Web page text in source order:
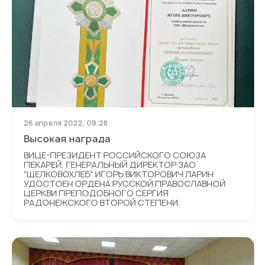
Высокая награда
26 апреля 2022, 09:28
ВИЦЕ-ПРЕЗИДЕНТ РОССИЙСКОГО СОЮЗА
ПЕКАРЕЙ, ГЕНЕРАЛЬНЫЙ ДИРЕКТОР ЗАО
"ЩЕЛКОВОХЛЕБ" ИГОРЬ ВИКТОРОВИЧ ЛАРИН
УДОСТОЕН ОРДЕНА РУССКОЙ ПРАВОСЛАВНОЙ
ЦЕРКВИ ПРЕПОДОБНОГО СЕРГИЯ
РАДОНЕЖСКОГО ВТОРОЙ СТЕПЕНИ.